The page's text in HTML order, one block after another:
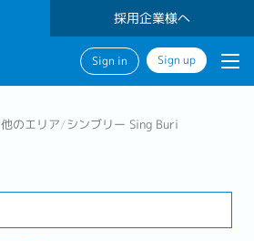
採用企業様へ
Sign in Sign up
のエリア/シンブリー Sing Buri